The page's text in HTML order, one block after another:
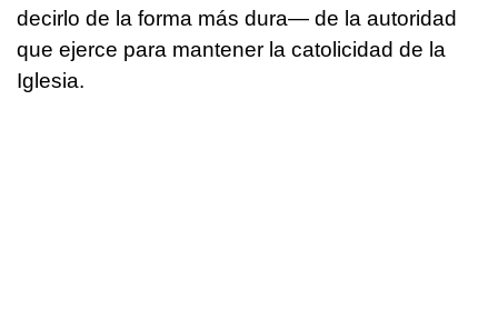
decirlo de la forma más dura— de la autoridad
que ejerce para mantener la catolicidad de la
Iglesia.